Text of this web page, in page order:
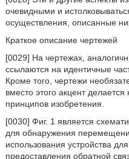
очевидными и
осуществления, описанные
Краткое описание чертежей
[0029] На чертежах,
ссылаются на идентичные
Кроме того, чертежи
вместо этого акцент
принципов изобретения.
[0030] Фиг. 1 является
для обнаружения
использования устройства
предоставления обратной